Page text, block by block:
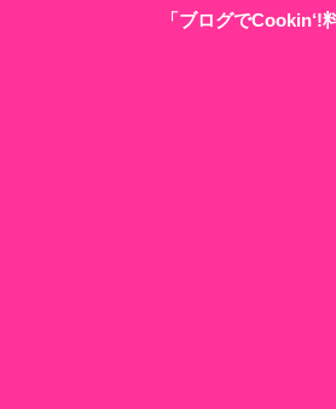
「ブログで